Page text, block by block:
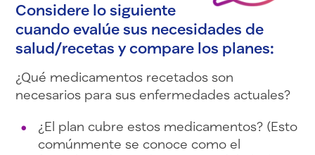
Considere lo siguiente
cuando evalúe sus necesidades de
salud/recetas y compare los planes:
¿Qué medicamentos recetados son
necesarios para sus enfermedades actuales?
¿El plan cubre estos medicamentos? (Esto
comúnmente se conoce como el